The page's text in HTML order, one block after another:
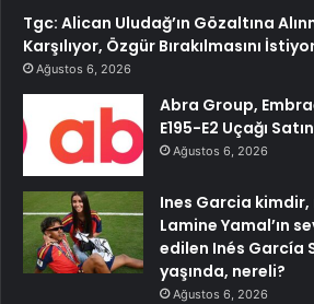
Tgc: Alican Uludağ’ın Gözaltına
Karşılıyor, Özgür Bırakılmasını
Ağustos 6, 2026
Abra Group,
E195-E2 Uçağı
Ağustos 6, 2026
Ines Garcia kimdir,
Lamine Yamal’ın
edilen Inés García
yaşında, nereli?
Ağustos 6, 2026